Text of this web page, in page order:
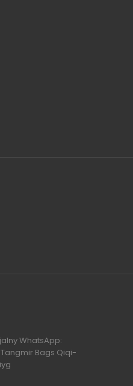
WhatsApp:
Tangmir Bags Qiqi-